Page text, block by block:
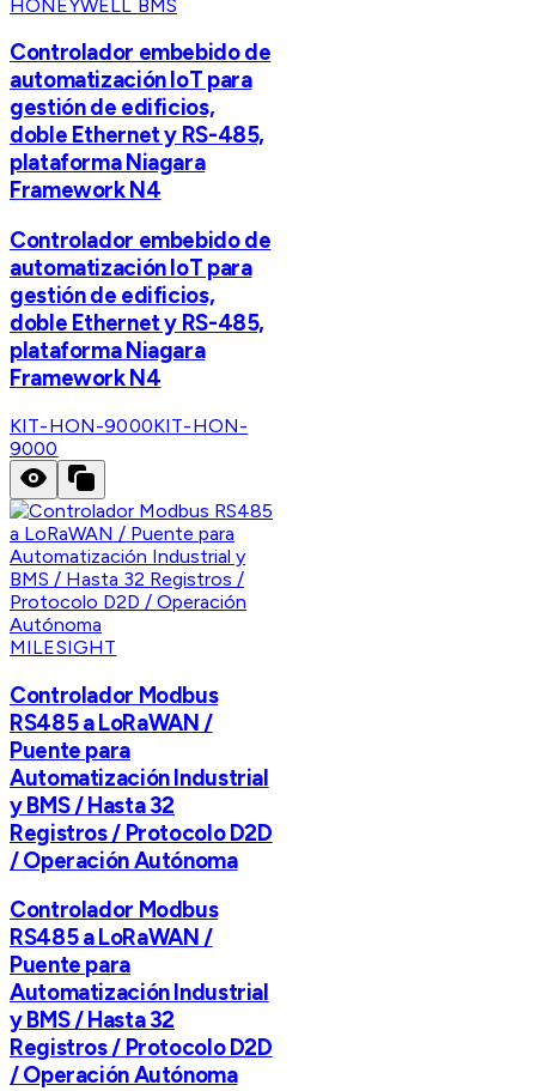
HONEYWELL BMS
Controlador embebido de
automatización IoT para
gestión de edificios,
doble Ethernet y RS-485,
plataforma Niagara
Framework N4
Controlador embebido de
automatización IoT para
gestión de edificios,
doble Ethernet y RS-485,
plataforma Niagara
Framework N4
KIT-HON-9000KIT-HON-
9000
MILESIGHT
Controlador Modbus
RS485 a LoRaWAN /
Puente para
Automatización Industrial
y BMS / Hasta 32
Registros / Protocolo D2D
/ Operación Autónoma
Controlador Modbus
RS485 a LoRaWAN /
Puente para
Automatización Industrial
y BMS / Hasta 32
Registros / Protocolo D2D
/ Operación Autónoma